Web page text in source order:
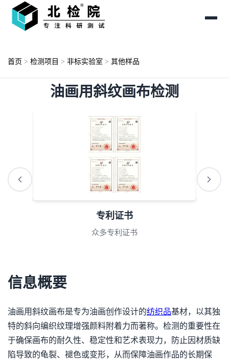
首页 > 检测项目 > 非标实验室 > 其他样品
油画用斜纹画布检测
专利证书
众多专利证书
信息概要
油画用斜纹画布是专为油画创作设计的纺织品基材，以其独
特的斜向编织纹理增强颜料附着力而著称。检测的重要性在
于确保画布的耐久性、稳定性和艺术表现力，防止因材质缺
陷导致的龟裂、褪色或变形，从而保障油画作品的长期保